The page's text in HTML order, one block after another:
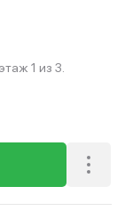
1 из 3.